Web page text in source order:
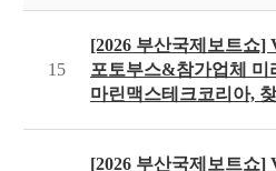
15
[2026 부산국제보트쇼]
포토부스&참가업체 미
마린맥스테크코리아,
[2026 부산국제보트쇼]